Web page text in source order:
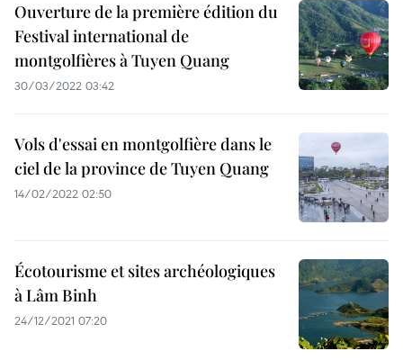
Ouverture de la première édition du
Festival international de
montgolfières à Tuyen Quang
30/03/2022 03:42
Vols d'essai en montgolfière dans le
ciel de la province de Tuyen Quang
14/02/2022 02:50
Écotourisme et sites archéologiques
à Lâm Binh
24/12/2021 07:20